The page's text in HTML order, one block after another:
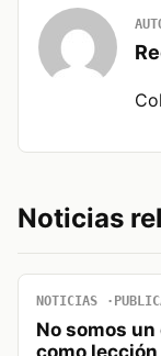
Noticias
NOTICIAS
No somos